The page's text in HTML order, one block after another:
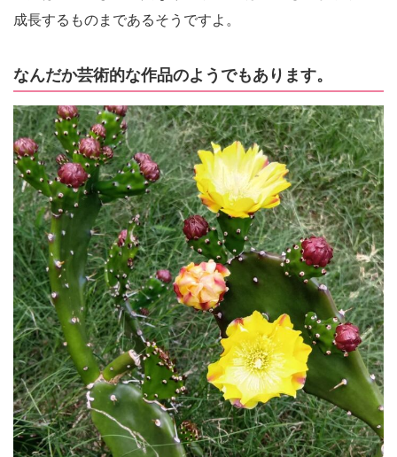
成長するものまであるそうですよ。
なんだか芸術的な作品のようでもあります。